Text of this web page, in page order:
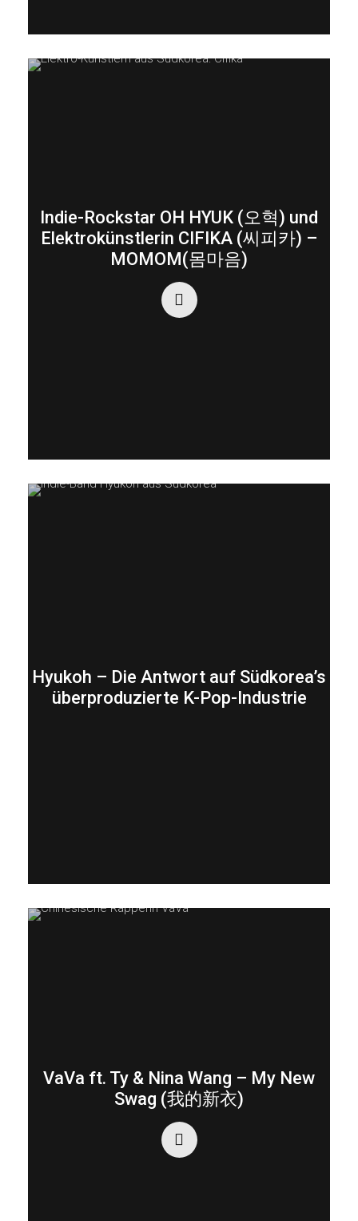
Indie-Rockstar OH HYUK (오혁) und
Elektrokünstlerin CIFIKA (씨피카) –
MOMOM(몸마음)
Hyukoh – Die Antwort auf Südkorea’s
überproduzierte K-Pop-Industrie
VaVa ft. Ty & Nina Wang – My New
Swag (我的新衣)